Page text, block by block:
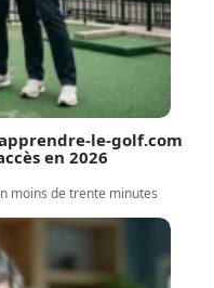
le-golf.com
en 2026
moins de trente minutes